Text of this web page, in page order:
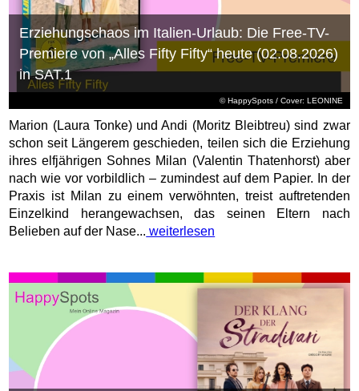
© HappySpots / Cover: LEONINE
Erziehungschaos im Italien-Urlaub: Die Free-TV-
Premiere von „Alles Fifty Fifty“ heute (02.08.2026)
in SAT.1
Marion (Laura Tonke) und Andi (Moritz Bleibtreu) sind zwar
schon seit Längerem geschieden, teilen sich die Erziehung
ihres elfjährigen Sohnes Milan (Valentin Thatenhorst) aber
nach wie vor vorbildlich – zumindest auf dem Papier. In der
Praxis ist Milan zu einem verwöhnten, treist auftretenden
Einzelkind herangewachsen, das seinen Eltern nach
Belieben auf der Nase... weiterlesen